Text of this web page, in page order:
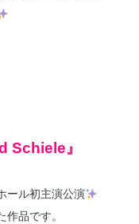
Schiele』
ール初主演公演
品です。